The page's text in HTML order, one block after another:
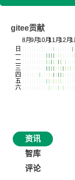
gitee贡献
资讯
智库
评论